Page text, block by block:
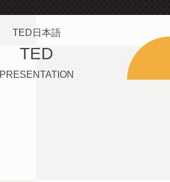
TED日本語
TED
PRESENTATION